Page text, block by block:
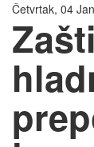
Četvrtak, 04